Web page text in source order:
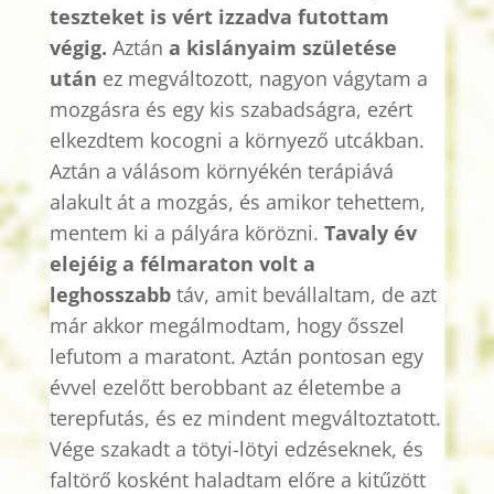
teszteket is vért izzadva futottam
végig. Aztán a kislányaim születése
után ez megváltozott, nagyon vágytam a
mozgásra és egy kis szabadságra, ezért
elkezdtem kocogni a környező utcákban.
Aztán a válásom környékén terápiává
alakult át a mozgás, és amikor tehettem,
mentem ki a pályára körözni. Tavaly év
elejéig a félmaraton volt a
leghosszabbtáv, amit bevállaltam, de azt
már akkor megálmodtam, hogy ősszel
lefutom a maratont. Aztán pontosan egy
évvel ezelőtt berobbant az életembe a
terepfutás, és ez mindent megváltoztatott.
Vége szakadt a tötyi-lötyi edzéseknek, és
faltörő kosként haladtam előre a kitűzött